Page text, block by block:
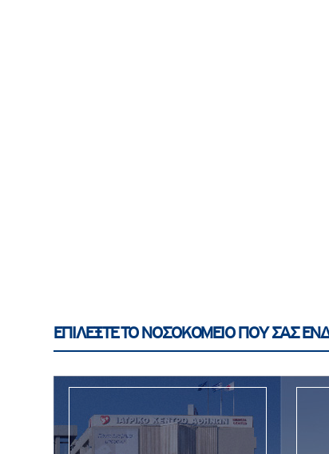
ΕΠΙΛΕΞΤΕ ΤΟ ΝΟΣΟΚΟΜΕΙΟ ΠΟΥ ΣΑΣ